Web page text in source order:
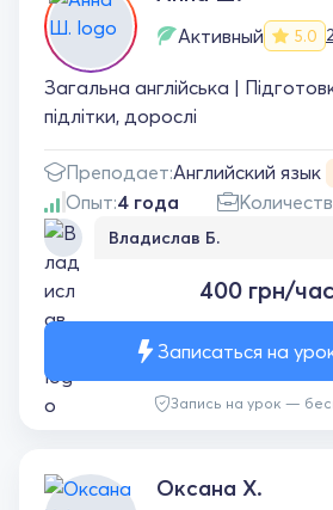
Активный 5.0
Загальна англійська |
підлітки, дорослі
Преподает:Английский язык
Опыт:4 года
Владислав Б.
місяців і результат важкко
Формат підлаштували
плюс до прогресу!
400 грн/час
Запись на урок —
Записаться на
Оксана Х.